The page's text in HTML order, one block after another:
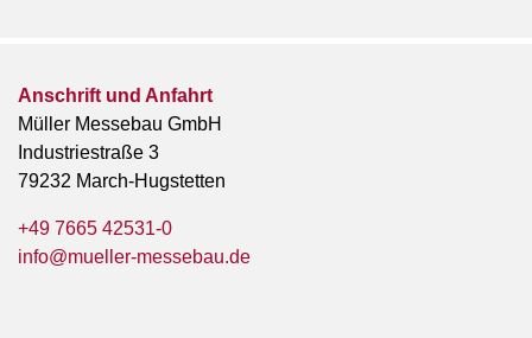
Anschrift und Anfahrt
Müller Messebau GmbH
Industriestraße 3
79232 March-Hugstetten
+49 7665 42531-0
info@mueller-messebau.de